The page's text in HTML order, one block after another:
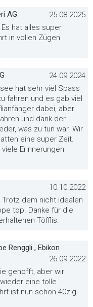
AG
25.08.2025
hat alles super
in vollen Zügen
24.09.2024
hat sehr viel Spass
fahren und es gab viel
dabei, aber
und dank der
was zu tun war. Wir
eine super Zeit.
Erinnerungen
10.10.2022
dem nicht idealen
top. Danke für die
Töfflis.
Renggli , Ebikon
26.09.2022
gehofft, aber wir
eine tolle
ist nun schon 40zig